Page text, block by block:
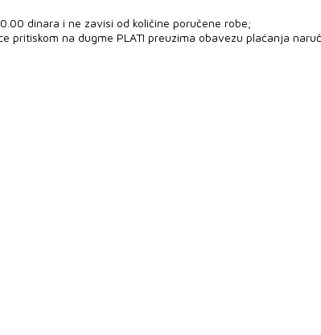
dinara i ne zavisi od količine poručene robe;
pritiskom na dugme PLATI preuzima obavezu plaćanja